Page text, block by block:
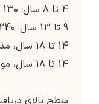
4 تا 8 سال: 130 میلی گرم
9 تا 13 سال: 240 میلیگرم
14 تا 18 سال، مذکر: 410 میلی گرم
14 تا 18 سال، مونث: 360 میلیگرم